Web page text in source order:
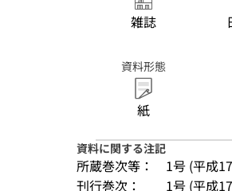
雑誌
資料形態
紙
資料に関する注記
所蔵巻次等：
1号 (平成
刊行巻次：
1号 (平成